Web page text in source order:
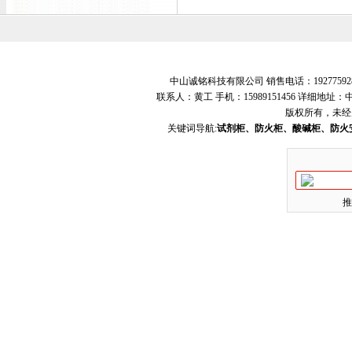
中山诚铭科技有限公司 销售电话：
联系人：黄工 手机：15989151456 详细地址
版权所有，未
关键词导航:试剂柜、防火柜、酸碱柜、防